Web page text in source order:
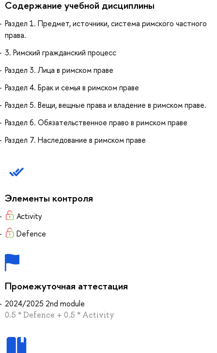
Содержание учебной дисциплины
Раздел 1. Предмет, источники, система римского частного
права.
3. Римский гражданский процесс
Раздел 3. Лица в римском праве
Раздел 4. Брак и семья в римском праве
Раздел 5. Вещи, вещные права и владение в римском праве.
Раздел 6. Обязательственное право в римском праве
Раздел 7. Наследование в римском праве
Элементы контроля
Activity
Defence
Промежуточная аттестация
2024/2025 2nd module
0.5 * Defence + 0.5 * Activity